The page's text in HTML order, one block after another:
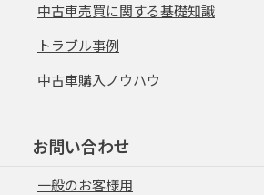
中古車売買に関する基礎知識
トラブル事例
中古車購入ノウハウ
お問い合わせ
一般のお客様用